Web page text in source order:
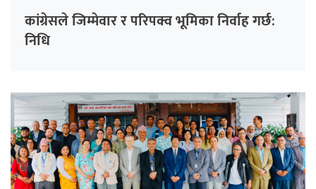
कांग्रेसले जिम्मेवार र परिपक्व भूमिका निर्वाह गर्छ:
निधि